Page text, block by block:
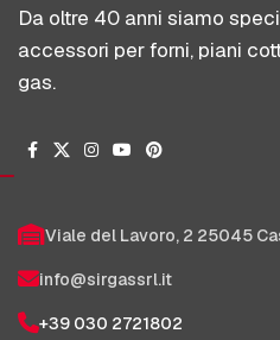
Da oltre 40 anni siamo
accessori per forni, piani
gas.
Viale del Lavoro, 2 25045
info@sirgassrl.it
+39 030 2721802